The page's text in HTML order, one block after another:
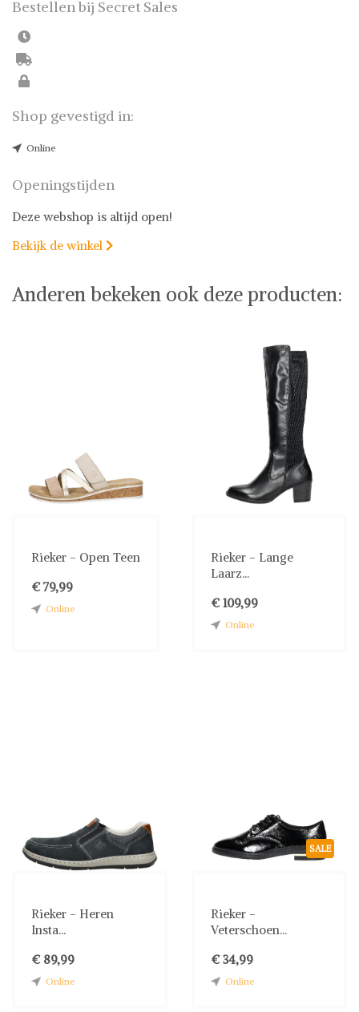
Bestellen bij Secret Sales
Shop gevestigd in:
Online
Openingstijden
Deze webshop is altijd open!
Bekijk de winkel 
Anderen bekeken ook deze producten:
Rieker - Open Teen
€ 79,99
Online
Rieker - Lange
Laarz...
€ 109,99
Online
Rieker - Heren
Insta...
€ 89,99
Online
SALE
Rieker -
Veterschoen...
€ 34,99
Online